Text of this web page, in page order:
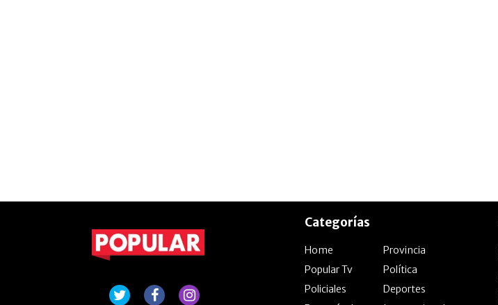
Categorías
Home
Provincia
Popular Tv
Política
Policiales
Deportes